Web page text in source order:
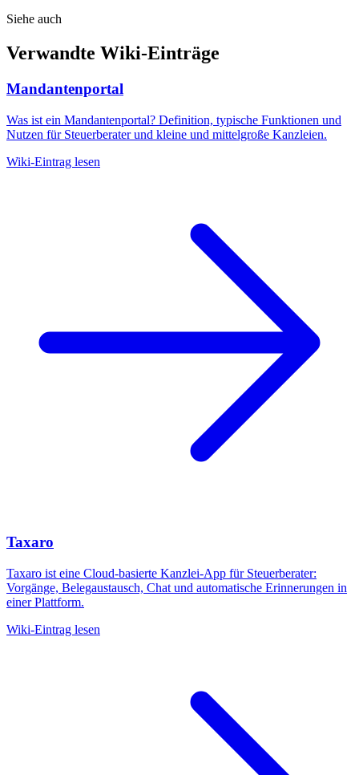
Siehe auch
Verwandte Wiki-Einträge
Mandantenportal
Was ist ein Mandantenportal? Definition, typische Funktionen und
Nutzen für Steuerberater und kleine und mittelgroße Kanzleien.
Wiki-Eintrag lesen
Taxaro
Taxaro ist eine Cloud-basierte Kanzlei-App für Steuerberater:
Vorgänge, Belegaustausch, Chat und automatische Erinnerungen in
einer Plattform.
Wiki-Eintrag lesen